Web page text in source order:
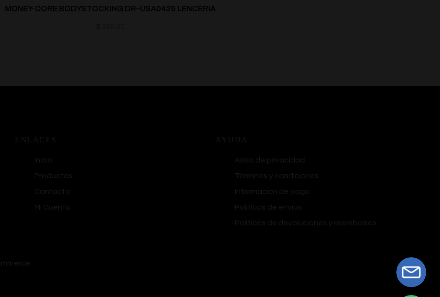
MONEY-CORE BODYSTOCKING DR–USA0425 LENCERIA
ENLACES
Inicio
Productos
Contacto
Mi Cuenta
AYUDA
Aviso de privacidad
Términos y condiciones
Información de pago
Políticas de envíos
Políticas de devoluciones y reembolsos